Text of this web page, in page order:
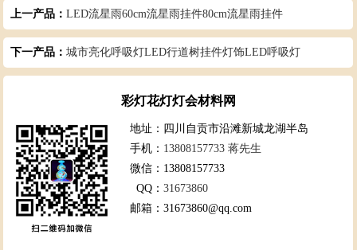
上一产品：LED流星雨60cm流星雨挂件80cm流星雨挂件
下一产品：城市亮化呼吸灯LED行道树挂件灯饰LED呼吸灯
彩灯花灯灯会材料网
地址： 四川自贡市沿滩新城龙湖半岛
手机： 13808157733 蒋先生
微信： 13808157733
QQ：31673860
邮箱：31673860@qq.com